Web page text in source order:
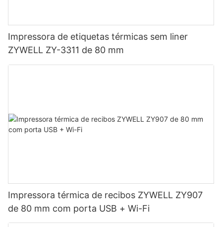
Impressora de etiquetas térmicas sem liner
ZYWELL ZY-3311 de 80 mm
Impressora térmica de recibos ZYWELL ZY907
de 80 mm com porta USB + Wi-Fi